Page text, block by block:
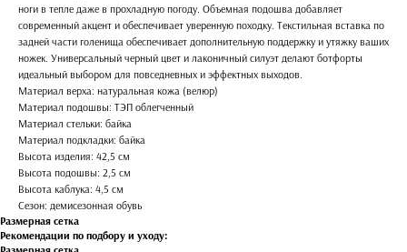
ноги в тепле даже в прохладную погоду. Объемная подошва добавляет
современный акцент и обеспечивает уверенную походку. Текстильная вставка по
задней части голенища обеспечивает дополнительную поддержку и утяжку ваших
ножек. Универсальный черный цвет и лаконичный силуэт делают ботфорты
идеальный выбором для повседневных и эффектных выходов.
Материал верха: натуральная кожа (велюр)
Материал подошвы: ТЭП облегченный
Материал стельки: байка
Материал подкладки: байка
Высота изделия: 42,5 см
Высота подошвы: 2,5 см
Высота каблука: 4,5 см
Сезон: демисезонная обувь
Размерная сетка
Рекомендации по подбору и уходу:
Размерная сетка